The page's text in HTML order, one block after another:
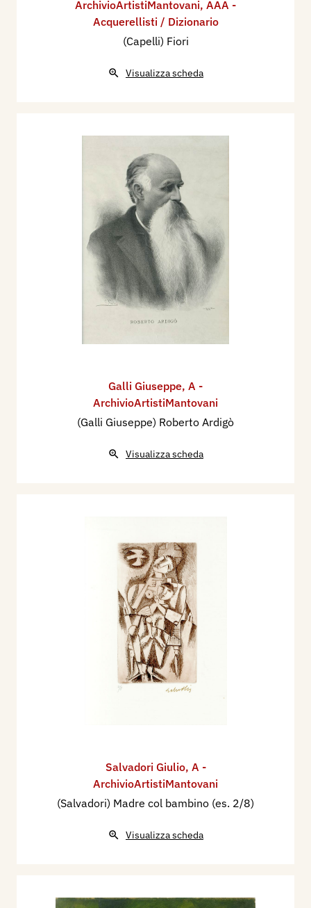
ArchivioArtistiMantovani, AAA -
Acquerellisti / Dizionario
(Capelli) Fiori
Visualizza scheda
Galli Giuseppe, A -
ArchivioArtistiMantovani
(Galli Giuseppe) Roberto Ardigò
Visualizza scheda
Salvadori Giulio, A -
ArchivioArtistiMantovani
(Salvadori) Madre col bambino (es. 2/8)
Visualizza scheda